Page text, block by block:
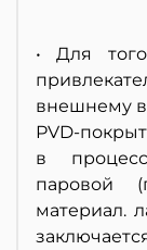
• Для
внешнему
PVD-
в
паровой
материал.